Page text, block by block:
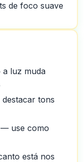
de foco suave
a luz muda
tons
— use como
está nos